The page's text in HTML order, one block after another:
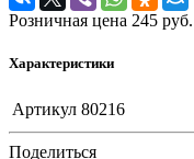
Розничная цена 245 руб.
Характеристики
Артикул 80216
Поделиться